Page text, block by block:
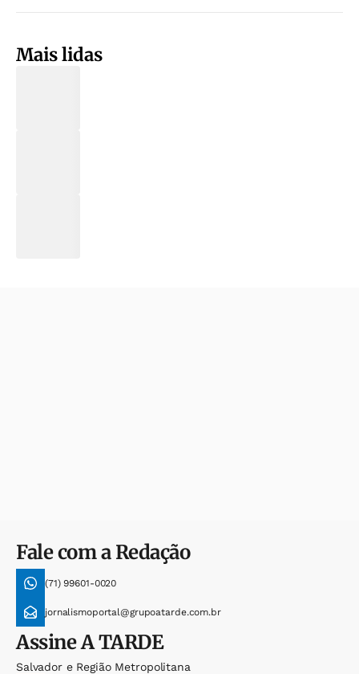
Mais lidas
Fale com a Redação
(71) 99601-0020
jornalismoportal@grupoatarde.com.br
AssineA TARDE
Salvador e Região Metropolitana